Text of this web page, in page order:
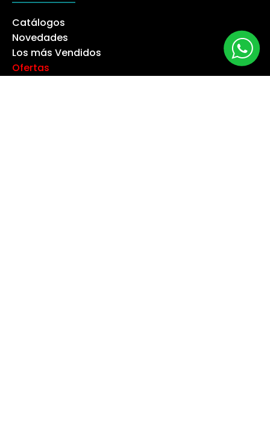
Catálogos
Novedades
Los más Vendidos
Ofertas